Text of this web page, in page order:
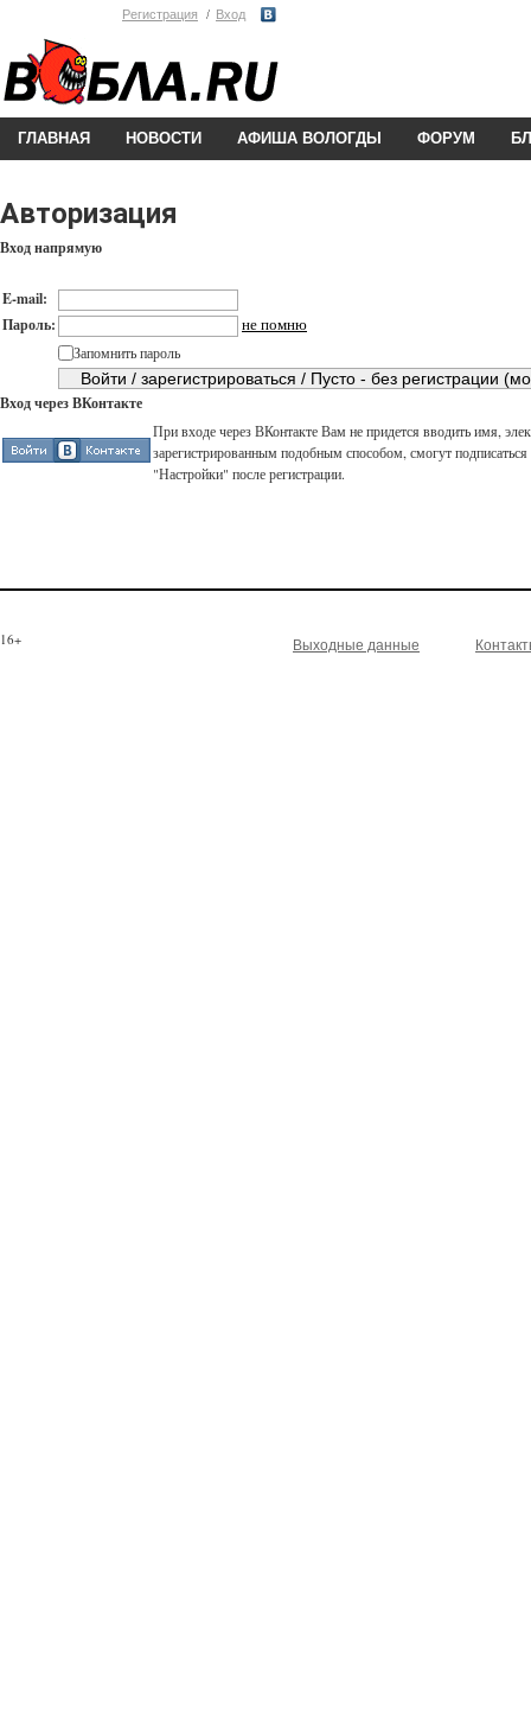
Регистрация Вход
ГЛАВНАЯ НОВОСТИ АФИША ВОЛОГДЫ ФОРУМ
Авторизация
Вход напрямую
E-mail:
Пароль:
не помню
Запомнить пароль
Вход через ВКонтакте
При входе через ВКонтакте Вам не придется вводить имя,
зарегистрированным подобным способом, смогут
"Настройки" после регистрации.
16+ Выходные данные